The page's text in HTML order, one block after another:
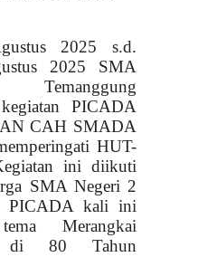
2025 s.d.
2025 SMA
PICADA
CAH SMADA
HUT-
ini diikuti
SMA Negeri 2
PICADA kali ini
Merangkai
di 80 Tahun